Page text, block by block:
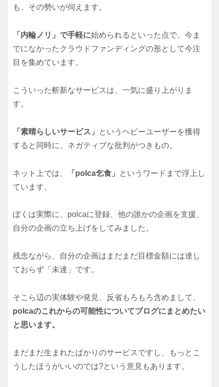
も、その勢いが伺えます。
「内輪ノリ」で手軽に始められるといった点で、今ま
でになかったクラウドファンディングの形として今注
目を集めています。
こういった斬新なサービスは、一気に盛り上がりま
す。
「素晴らしいサービス」
というヘビーユーザーを獲得
すると同時に、ネガティブな批判がつきもの。
ネット上では、 「polca乞食」
というワードまで浮上し
ています。
ぼくは実際に、polcaに登録、他の誰かの企画を支援、
自分の企画の立ち上げをしてみました。
残念ながら、自分の企画はまだまだ目標金額には達し
ておらず「未達」です。
そこら辺の実体験や発見、反省もろもろ含めまして、
polcaのこれからの可能性についてブログにまとめたい
と思います。
まだまだ生まれたばかりのサービスですし、もっとこ
うしたほうがいいのでは?という意見もあります。